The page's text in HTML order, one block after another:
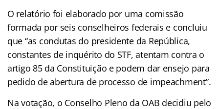
O relatório foi elaborado por uma comissão
formada por seis conselheiros federais e concluiu
que “as condutas do presidente da República,
constantes de inquérito do STF, atentam contra o
artigo 85 da Constituição e podem dar ensejo para
pedido de abertura de processo de impeachment”.
Na votação, o Conselho Pleno da OAB decidiu pelo